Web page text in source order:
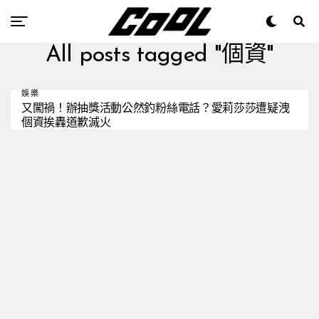
All posts tagged "個資"
娛樂
又闖禍！辦抽獎活動公然釣粉絲電話？愛莉莎莎遭疑洩
個資挨轟道歉滅火